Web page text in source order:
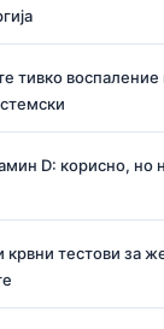
тивко
D: корисно, но
крвни тестови за